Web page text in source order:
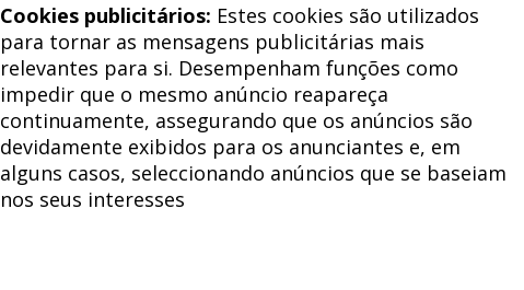
Cookies publicitários: Estes cookies são utilizados
para tornar as mensagens publicitárias mais
relevantes para si. Desempenham funções como
impedir que o mesmo anúncio reapareça
continuamente, assegurando que os anúncios são
devidamente exibidos para os anunciantes e, em
alguns casos, seleccionando anúncios que se baseiam
nos seus interesses